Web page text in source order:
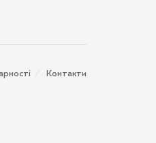
Контакти